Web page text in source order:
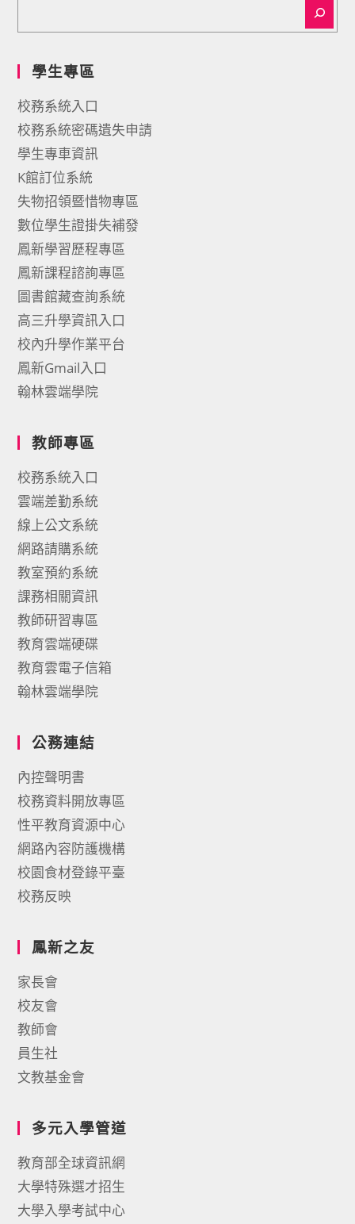
學生專區
校務系統入口
校務系統密碼遺失申請
學生專車資訊
K館訂位系統
失物招領暨惜物專區
數位學生證掛失補發
鳳新學習歷程專區
鳳新課程諮詢專區
圖書館藏查詢系統
高三升學資訊入口
校內升學作業平台
鳳新Gmail入口
翰林雲端學院
教師專區
校務系統入口
雲端差勤系統
線上公文系統
網路請購系統
教室預約系統
課務相關資訊
教師研習專區
教育雲端硬碟
教育雲電子信箱
翰林雲端學院
公務連結
內控聲明書
校務資料開放專區
性平教育資源中心
網路內容防護機構
校園食材登錄平臺
校務反映
鳳新之友
家長會
校友會
教師會
員生社
文教基金會
多元入學管道
教育部全球資訊網
大學特殊選才招生
大學入學考試中心